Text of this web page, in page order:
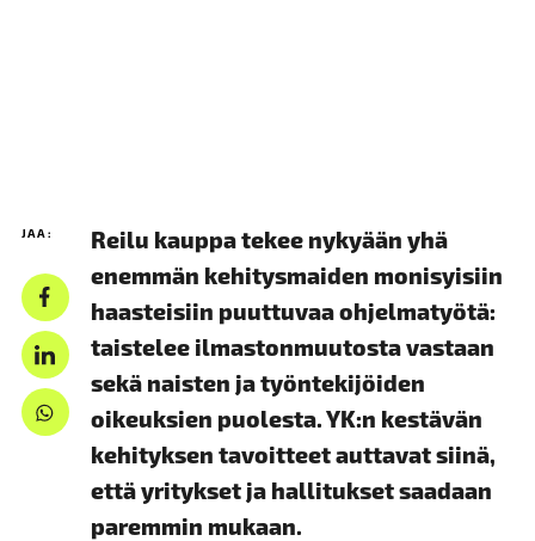
JAA:
Reilu kauppa tekee nykyään yhä
enemmän kehitysmaiden monisyisiin
haasteisiin puuttuvaa ohjelmatyötä:
taistelee ilmastonmuutosta vastaan
sekä naisten ja työntekijöiden
oikeuksien puolesta. YK:n kestävän
kehityksen tavoitteet auttavat siinä,
että yritykset ja hallitukset saadaan
paremmin mukaan.